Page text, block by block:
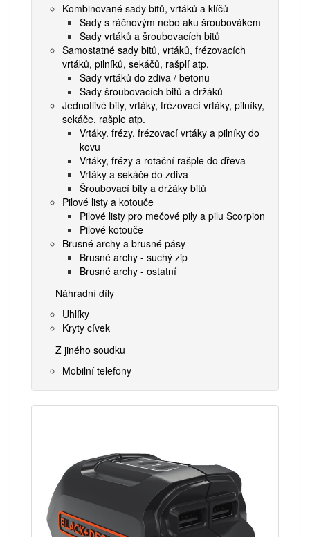
Kombinované sady bitů, vrtáků a klíčů
Sady s ráčnovým nebo aku šroubovákem
Sady vrtáků a šroubovacích bitů
Samostatné sady bitů, vrtáků, frézovacích
vrtáků, pilníků, sekáčů, rašplí atp.
Sady vrtáků do zdiva / betonu
Sady šroubovacích bitů a držáků
Jednotlivé bity, vrtáky, frézovací vrtáky, pilníky,
sekáče, rašple atp.
Vrtáky. frézy, frézovací vrtáky a pilníky do
kovu
Vrtáky, frézy a rotační rašple do dřeva
Vrtáky a sekáče do zdiva
Šroubovací bity a držáky bitů
Pilové listy a kotouče
Pilové listy pro mečové pily a pilu Scorpion
Pilové kotouče
Brusné archy a brusné pásy
Brusné archy - suchý zip
Brusné archy - ostatní
Náhradní díly
Uhlíky
Kryty cívek
Z jiného soudku
Mobilní telefony